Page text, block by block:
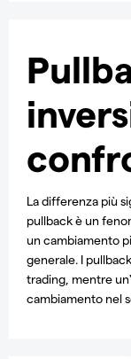
La differenza più
pullback è un
un cambiamento
generale. I
trading, mentre
cambiamento nel